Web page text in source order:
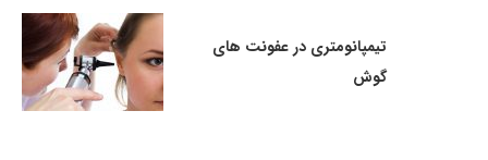
تیمپانومتری در عفونت های
گوش